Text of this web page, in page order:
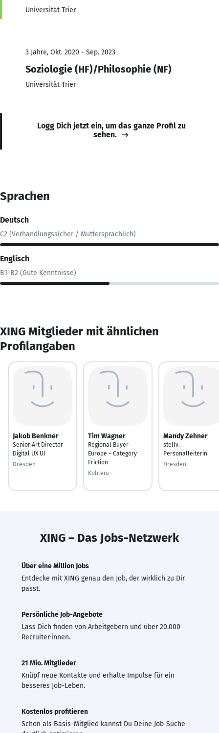
Universität Trier
3 Jahre, Okt. 2020 - Sep. 2023
Soziologie (HF)/Philosophie (NF)
Universität Trier
Logg Dich jetzt ein, um das ganze Profil zu
sehen.
Sprachen
Deutsch
C2 (Verhandlungssicher / Muttersprachlich)
Englisch
B1-B2 (Gute Kenntnisse)
XING Mitglieder mit ähnlichen
Profilangaben
Jakob Benkner
Senior Art Director
Digital UX UI
Dresden
Tim Wagner
Regional Buyer
Europe – Category
Friction
Koblenz
Mandy Zehner
stellv.
Personalleiterin
Dresden
XING – Das Jobs-Netzwerk
Über eine Million Jobs
Entdecke mit XING genau den Job, der wirklich zu Dir
passt.
Persönliche Job-Angebote
Lass Dich finden von Arbeitgebern und über 20.000
Recruiter·innen.
21 Mio. Mitglieder
Knüpf neue Kontakte und erhalte Impulse für ein
besseres Job-Leben.
Kostenlos profitieren
Schon als Basis-Mitglied kannst Du Deine Job-Suche